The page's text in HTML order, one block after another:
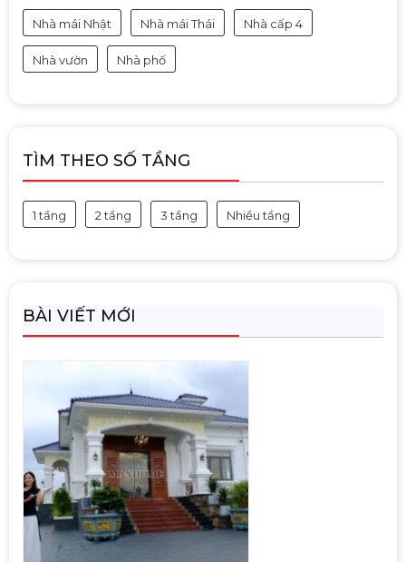
Nhà mái Nhật Nhà mái Thái Nhà cấp 4
Nhà vườn Nhà phố
TÌM THEO SỐ TẦNG
1 tầng 2 tầng 3 tầng Nhiều tầng
BÀI VIẾT MỚI